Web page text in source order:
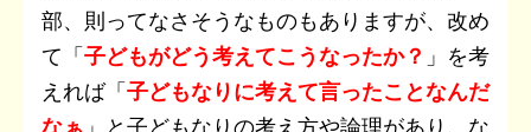
部、則ってなさそうなものもありますが、改め
て 「 子どもがどう考えてこうなったか？ 」を考
えれば「 子どもなりに考えて言ったことなんだ
なぁ 」と子どもなりの考え方や論理があり、な